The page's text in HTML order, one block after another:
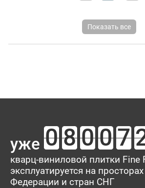
Показать все
уже
кварц-виниловой плитки Fine
эксплуатируется на
Федерации и стран СНГ